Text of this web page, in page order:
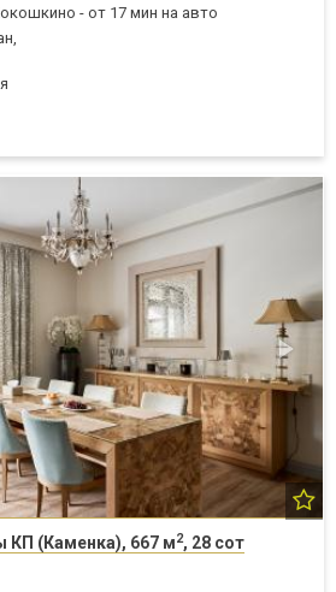
- от 17 мин на авто
КП (Каменка), 667 м2, 28 сот